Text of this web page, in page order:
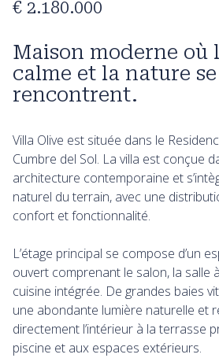
Maison moderne où
calme et la nature se
rencontrent.
€ 2.180.000
Villa Olive est située dans le
Cumbre del Sol. La villa est conçue
architecture contemporaine et
naturel du terrain, avec une
confort et fonctionnalité.
L’étage principal se compose d’un
ouvert comprenant le salon, la salle
cuisine intégrée. De grandes baies
une abondante lumière naturelle et
directement l’intérieur à la terrasse
piscine et aux espaces extérieurs.